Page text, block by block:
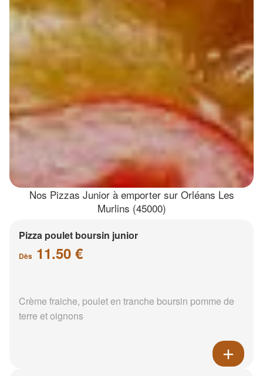
Nos Pizzas Junior à emporter sur Orléans Les
Murlins (45000)
Pizza poulet boursin junior
Dès 11.50 €
Crème fraiche, poulet en tranche boursin pomme de
terre et oignons